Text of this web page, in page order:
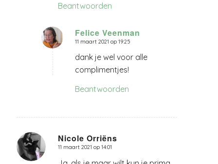
Beantwoorden
Felice Veenman
zegt:
11 maart 2021 op 19:25
dank je wel voor alle
complimentjes!
Beantwoorden
Nicole Orriëns
zegt:
11 maart 2021 op 14:01